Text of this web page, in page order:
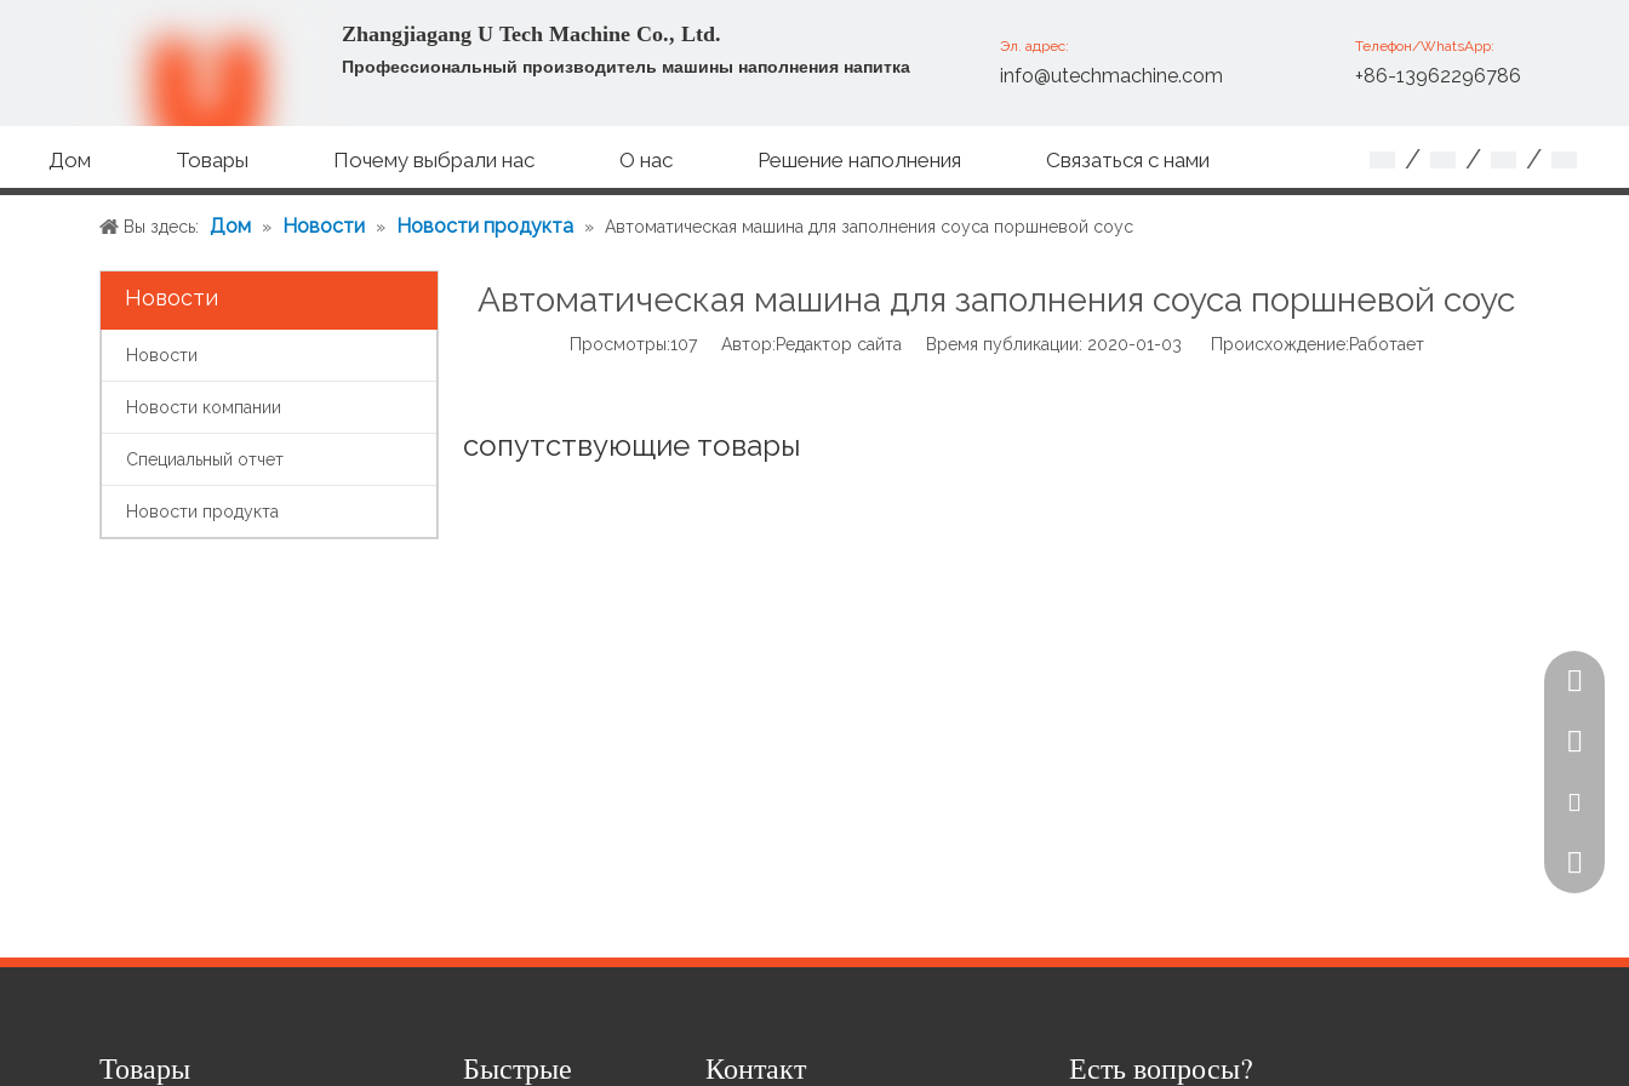
Zhangjiagang U Tech Machine Co., Ltd.
Профессиональный производитель машины наполнения напитка
Эл. адрес:
info@utechmachine.com
Телефон/WhatsApp:
+86-13962296786
Дом Товары Почему выбрали нас О нас Решение наполнения Связаться с нами / / /
Вы здесь: Дом » Новости » Новости продукта » Автоматическая машина для заполнения соуса поршневой соус
Новости
Новости
Новости компании
Специальный отчет
Новости продукта
Автоматическая машина для заполнения соуса поршневой соус
Просмотры:107Автор:Pедактор сайта Время публикации: 2020-01-03 Происхождение:Работает
сопутствующие товары
Товары Быстрые Контакт Есть вопросы?
Скайп